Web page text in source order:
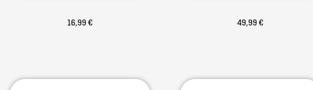
16,99 € 49,99 €